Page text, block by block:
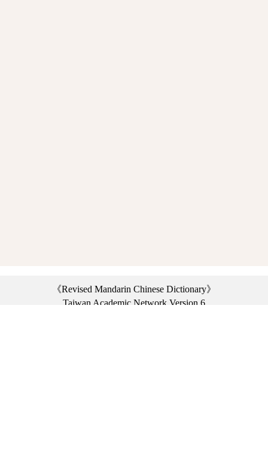
《Revised Mandarin Chinese Dictionary》
Taiwan Academic Network Version 6